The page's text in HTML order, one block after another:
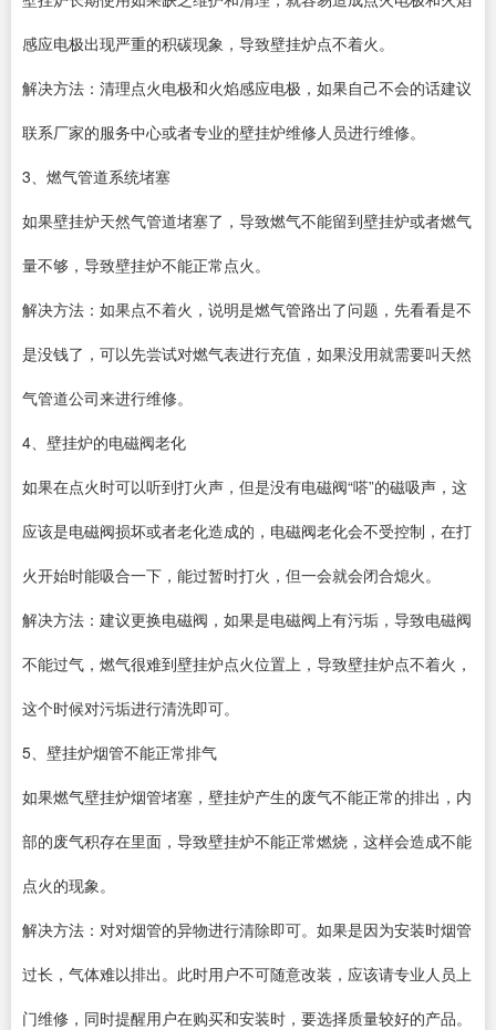
感应电极出现严重的积碳现象，导致壁挂炉点不着火。
解决方法：清理点火电极和火焰感应电极，如果自己不会的话建议
联系厂家的服务中心或者专业的壁挂炉维修人员进行维修。
3、燃气管道系统堵塞
如果壁挂炉天然气管道堵塞了，导致燃气不能留到壁挂炉或者燃气
量不够，导致壁挂炉不能正常点火。
解决方法：如果点不着火，说明是燃气管路出了问题，先看看是不
是没钱了，可以先尝试对燃气表进行充值，如果没用就需要叫天然
气管道公司来进行维修。
4、壁挂炉的电磁阀老化
如果在点火时可以听到打火声，但是没有电磁阀“嗒”的磁吸声，这
应该是电磁阀损坏或者老化造成的，电磁阀老化会不受控制，在打
火开始时能吸合一下，能过暂时打火，但一会就会闭合熄火。
解决方法：建议更换电磁阀，如果是电磁阀上有污垢，导致电磁阀
不能过气，燃气很难到壁挂炉点火位置上，导致壁挂炉点不着火，
这个时候对污垢进行清洗即可。
5、壁挂炉烟管不能正常排气
如果燃气壁挂炉烟管堵塞，壁挂炉产生的废气不能正常的排出，内
部的废气积存在里面，导致壁挂炉不能正常燃烧，这样会造成不能
点火的现象。
解决方法：对对烟管的异物进行清除即可。如果是因为安装时烟管
过长，气体难以排出。此时用户不可随意改装，应该请专业人员上
门维修，同时提醒用户在购买和安装时，要选择质量较好的产品。